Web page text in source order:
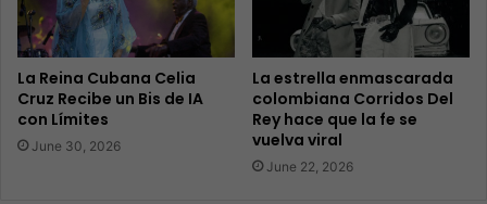
La Reina Cubana Celia
Cruz Recibe un Bis de IA
con Límites
June 30, 2026
La estrella enmascarada
colombiana Corridos Del
Rey hace que la fe se
vuelva viral
June 22, 2026